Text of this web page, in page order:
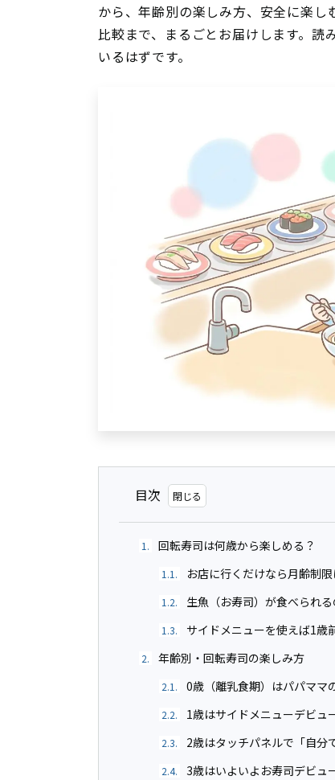
から、年齢別の楽しみ方、安全に楽
比較まで、まるごとお届けします。読
いるはずです。
目次
1. 回転寿司は何歳から楽しめる？
1.1. お店に行くだけなら月齢制
1.2. 生魚（お寿司）が食べられ
1.3. サイドメニューを使えば1歳
2. 年齢別・回転寿司の楽しみ方
2.1. 0歳（離乳食期）はパパママ
2.2. 1歳はサイドメニューデビュ
2.3. 2歳はタッチパネルで「自分
2.4. 3歳はいよいよお寿司デビュ